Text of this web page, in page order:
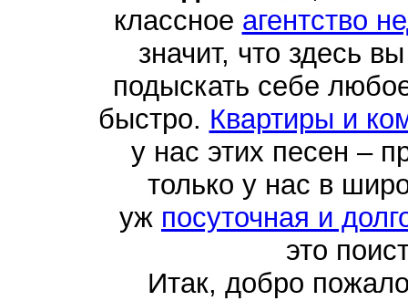
классное агентство
значит, что здесь
подыскать себе
быстро. Квартиры и
у нас этих песен –
только у нас в
уж посуточная и
это
Итак, добро